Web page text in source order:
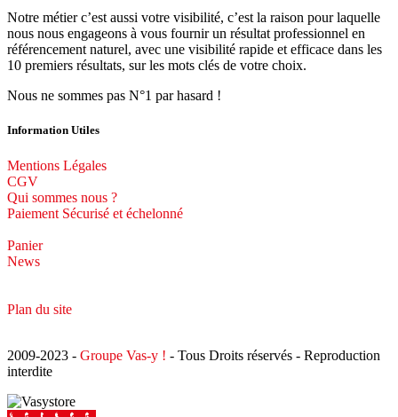
Notre métier c’est aussi votre visibilité, c’est la raison pour laquelle
nous nous engageons à vous fournir un résultat professionnel en
référencement naturel, avec une visibilité rapide et efficace dans les
10 premiers résultats, sur les mots clés de votre choix.
Nous ne sommes pas N°1 par hasard !
Information Utiles
Mentions Légales
CGV
Qui sommes nous ?
Paiement Sécurisé et échelonné
Panier
News
Plan du site
2009-2023 - Groupe Vas-y ! - Tous Droits réservés - Reproduction
interdite